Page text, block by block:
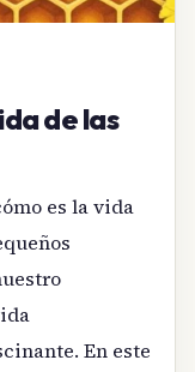
de las
es la vida
En este